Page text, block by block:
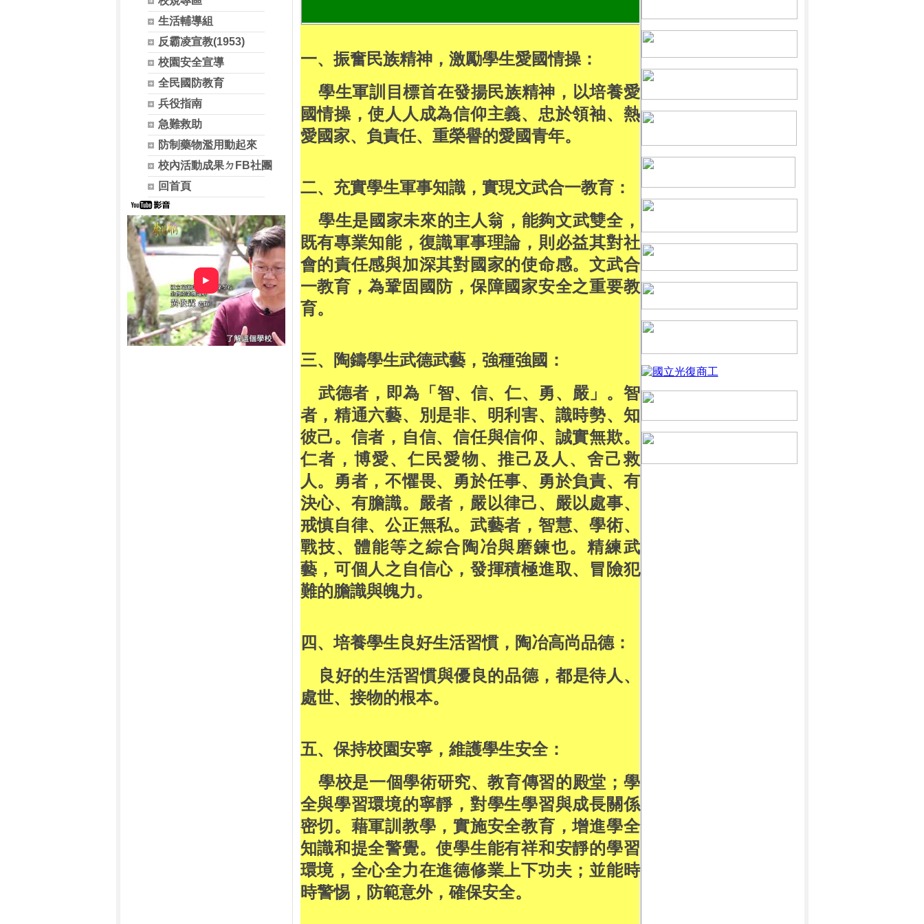
生活輔導組
反霸凌宣教(1953)
校園安全宣導
全民國防教育
兵役指南
急難救助
防制藥物濫用動起來
校內活動成果ㄉFB社團
回首頁
►
一、振奮民族精神，激勵學生愛國情操：
學生軍訓目標首在發揚民族精神，以培養愛
國情操，使人人成為信仰主義、忠於領袖、熱
愛國家、負責任、重榮譽的愛國青年。
二、充實學生軍事知識，實現文武合一教育：
學生是國家未來的主人翁，能夠文武雙全，
既有專業知能，復識軍事理論，則必益其對社
會的責任感與加深其對國家的使命感。文武合
一教育，為鞏固國防，保障國家安全之重要教
育。
三、陶鑄學生武德武藝，強種強國：
武德者，即為「智、信、仁、勇、嚴」。智
者，精通六藝、別是非、明利害、識時勢、知
彼己。信者，自信、信任與信仰、誠實無欺。
仁者，博愛、仁民愛物、推己及人、舍己救
人。勇者，不懼畏、勇於任事、勇於負責、有
決心、有膽識。嚴者，嚴以律己、嚴以處事、
戒慎自律、公正無私。武藝者，智慧、學術、
戰技、體能等之綜合陶冶與磨鍊也。精練武
藝，可個人之自信心，發揮積極進取、冒險犯
難的膽識與魄力。
四、培養學生良好生活習慣，陶冶高尚品德：
良好的生活習慣與優良的品德，都是待人、
處世、接物的根本。
五、保持校園安寧，維護學生安全：
學校是一個學術研究、教育傳習的殿堂；學
全與學習環境的寧靜，對學生學習與成長關係
密切。藉軍訓教學，實施安全教育，增進學全
知識和提全警覺。使學生能有祥和安靜的學習
環境，全心全力在進德修業上下功夫；並能時
時警惕，防範意外，確保安全。